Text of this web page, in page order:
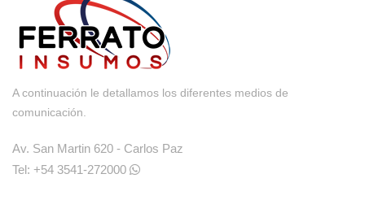
A continuación le detallamos los diferentes medios de
comunicación.
Av. San Martin 620 - Carlos Paz
Tel: +54 3541-272000